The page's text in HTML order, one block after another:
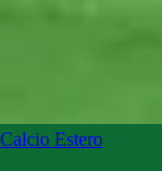
Calcio Estero